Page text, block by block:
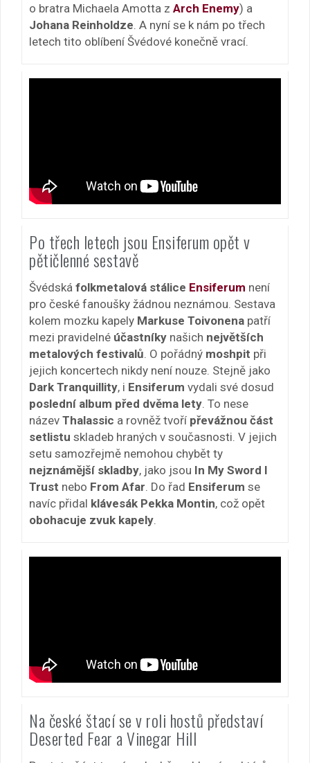
o bratra Michaela Amotta z Arch Enemy) a
Johana Reinholdze . A nyní se k nám po třech
letech tito oblíbení Švédové konečně vrací.
Po třech letech jsou Ensiferum opět v
pětičlenné sestavě
Švédská folkmetalová stálice Ensiferum není
pro české fanoušky žádnou neznámou. Sestava
kolem mozku kapely Markuse Toivonena patří
mezi pravidelné účastníky našich největších
metalových festivalů . O pořádný moshpit při
jejich koncertech nikdy není nouze. Stejně jako
Dark Tranquillity, i Ensiferum vydali své dosud
poslední album před dvěma lety . To nese
název Thalassic a rovněž tvoří převážnou část
setlistu skladeb hraných v současnosti. V jejich
setu samozřejmě nemohou chybět ty
nejznámější skladby, jako jsou In My Sword I
Trust nebo From Afar . Do řad Ensiferum se
navíc přidal klávesák Pekka Montin, což opět
obohacuje zvuk kapely
Na české štací se v roli hostů představí
Deserted Fear a Vinegar Hill